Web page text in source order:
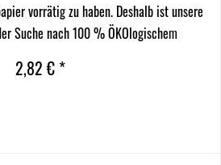
vorrätig zu haben. Deshalb ist unsere
Suche nach 100 % ÖKOlogischem
2,82 € *